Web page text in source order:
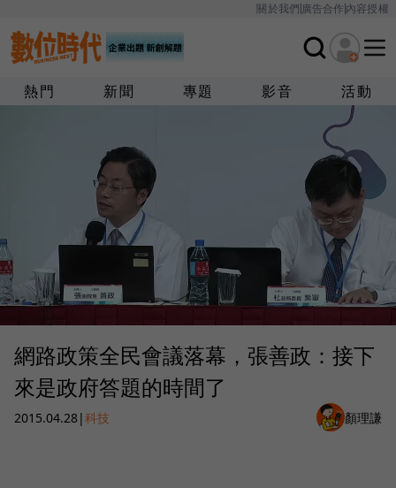
關於我們廣告合作內容授權
熱門 新聞 專題 影音 活動
網路政策全民會議落幕，張善政：接下
來是政府答題的時間了
2015.04.28|科技 顏理謙